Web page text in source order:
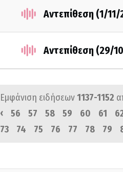
Αντεπίθεση (1/11/
Αντεπίθεση (29/
Εμφάνιση ειδήσεων1137-1152
‹
56 57 58 59 60 61
73
74 75 76 77 78 79